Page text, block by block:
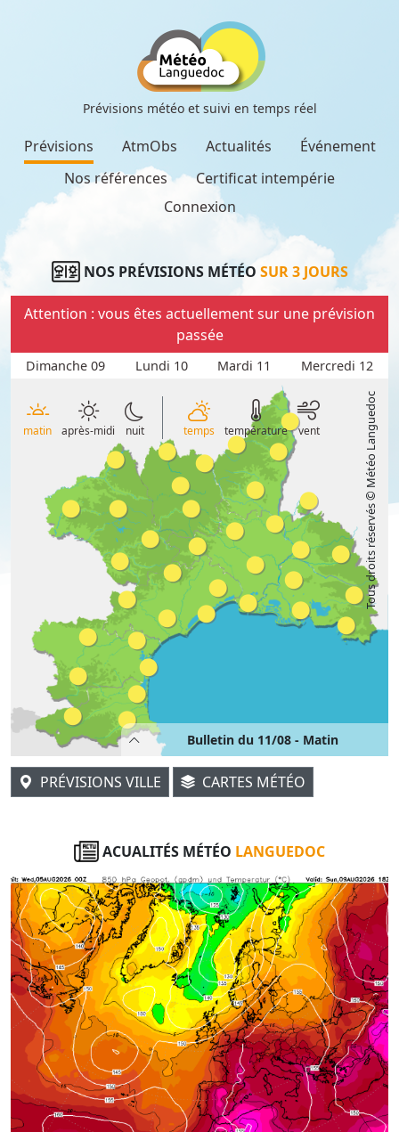
Prévisions météo et suivi en temps réel
Prévisions AtmObs Actualités
Événement
Nos références
Certificat intempérie
Connexion
NOS PRÉVISIONS MÉTÉO SUR 3 JOURS
Attention : vous êtes actuellement sur une prévision
passée
Dimanche 09 Lundi 10 Mardi 11 Mercredi 12
matin après-midi nuit temps température vent Tous droits réservés © Météo Languedoc
Bulletin du 11/08 - Matin
PRÉVISIONS VILLE CARTES MÉTÉO
ACUALITÉS MÉTÉO LANGUEDOC